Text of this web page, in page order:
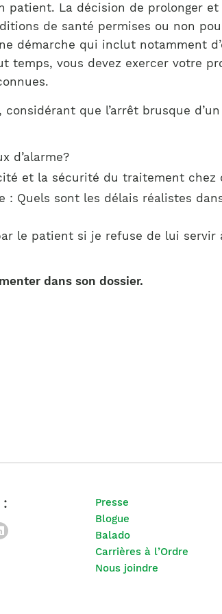
patient. La décision de prolonger
de santé permises ou non
démarche qui inclut notamment
temps, vous devez exercer votre
que l’arrêt brusque
d’alarme?
et la sécurité du traitement chez
Quels sont les délais réalistes
le patient si je refuse de lui servir
dans son dossier.
:
LinkedIn
Presse
Blogue
Balado
Carrières à l’Ordre
Nous joindre